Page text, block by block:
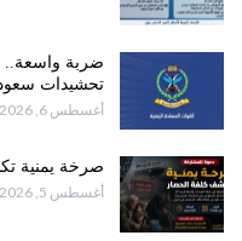
ضربة واسعة..
تحشيدات
أغسطس 6, 2026
صرخة يمنية
أغسطس 5, 2026